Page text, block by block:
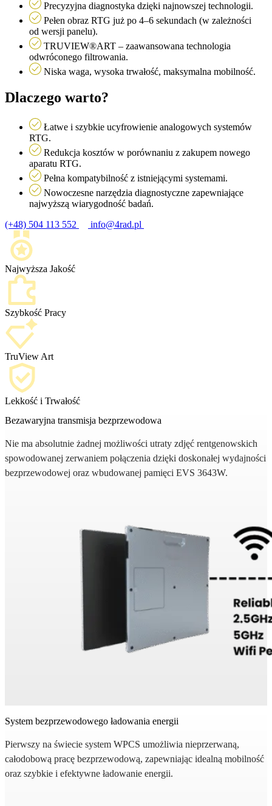
Precyzyjna diagnostyka dzięki najnowszej technologii.
Pełen obraz RTG już po 4–6 sekundach (w zależności
od wersji panelu).
TRUVIEW®ART – zaawansowana technologia
odwróconego filtrowania.
Niska waga, wysoka trwałość, maksymalna mobilność.
Dlaczego warto?
Łatwe i szybkie ucyfrowienie analogowych systemów
RTG.
Redukcja kosztów w porównaniu z zakupem nowego
aparatu RTG.
Pełna kompatybilność z istniejącymi systemami.
Nowoczesne narzędzia diagnostyczne zapewniające
najwyższą wiarygodność badań.
(+48) 504 113 552
info@4rad.pl
Najwyższa Jakość
Szybkość Pracy
TruView Art
Lekkość i Trwałość
Bezawaryjna transmisja bezprzewodowa
Nie ma absolutnie żadnej możliwości utraty zdjęć rentgenowskich
spowodowanej zerwaniem połączenia dzięki doskonałej wydajności
bezprzewodowej oraz wbudowanej pamięci EVS 3643W.
System bezprzewodowego ładowania energii
Pierwszy na świecie system WPCS umożliwia nieprzerwaną,
całodobową pracę bezprzewodową, zapewniając idealną mobilność
oraz szybkie i efektywne ładowanie energii.